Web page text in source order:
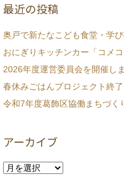
最近の投稿
奥戸で新たなこども食堂・学
おにぎりキッチンカー「コメ
2026年度運営委員会を開催し
春休みごはんプロジェクト終
令和7年度葛飾区協働まちづく
アーカイブ
ア